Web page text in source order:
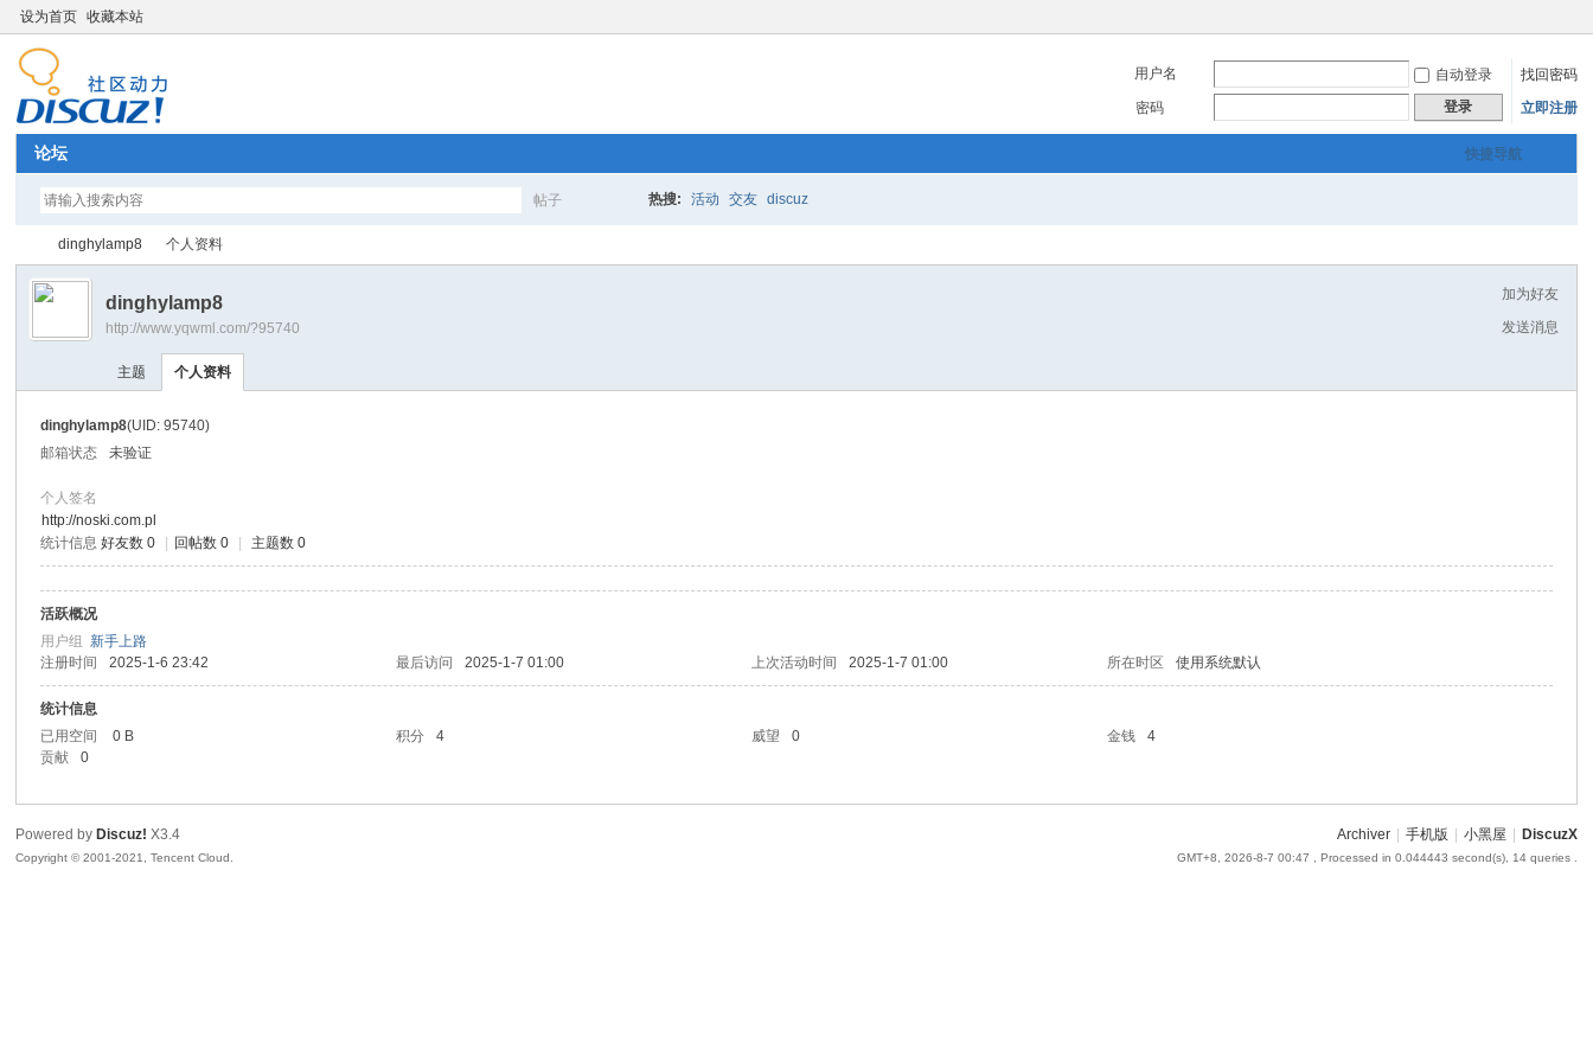
设为首页 收藏本站
用户名 自动登录
找回密码
密码
登录 立即注册
快捷导航
论坛
帖子 热搜: 活动 交友 discuz
›
dinghylamp8 个人资料
加为好友
发送消息
dinghylamp8
http://www.yqwml.com/?95740
主题 个人资料
dinghylamp8(UID: 95740)
邮箱状态
未验证
个人签名
http://noski.com.pl
统计信息 好友数 0 回帖数 0 主题数 0
活跃概况
用户组新手上路
注册时间
2025-1-6 23:42 最后访问 2025-1-7 01:00 上次活动时间 2025-1-7 01:00 所在时区 使用系统默认
统计信息
已用空间
0 B 积分 4 威望 0 金钱
4
贡献
0
Archiver 手机版 小黑屋 DiscuzX
GMT+8, 2026-8-7 00:47 , Processed in 0.044443 second(s), 14 queries .
Powered by Discuz! X3.4
Copyright © 2001-2021, Tencent Cloud.